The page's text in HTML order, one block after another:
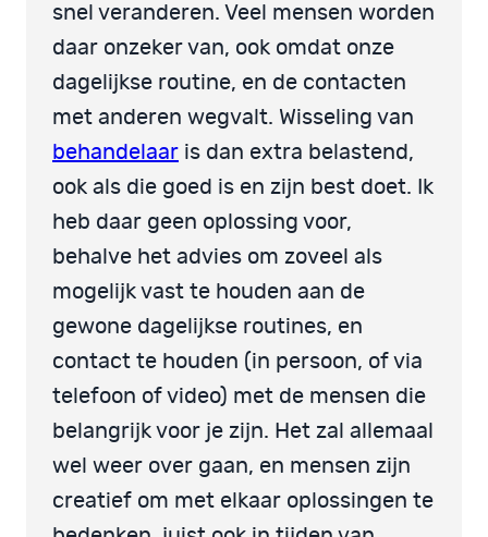
snel veranderen. Veel mensen worden
daar onzeker van, ook omdat onze
dagelijkse routine, en de contacten
met anderen wegvalt. Wisseling van
behandelaar is dan extra belastend,
ook als die goed is en zijn best doet. Ik
heb daar geen oplossing voor,
behalve het advies om zoveel als
mogelijk vast te houden aan de
gewone dagelijkse routines, en
contact te houden (in persoon, of via
telefoon of video) met de mensen die
belangrijk voor je zijn. Het zal allemaal
wel weer over gaan, en mensen zijn
creatief om met elkaar oplossingen te